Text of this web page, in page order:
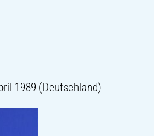
1989 (Deutschland)